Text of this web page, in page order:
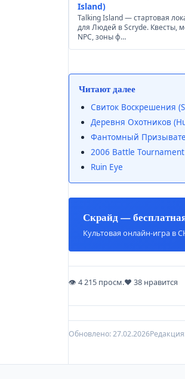
Island)
Talking Island — стартовая
для Людей в Scryde. Квесты,
NPC, зоны ф…
Читают далее
Свиток Воскрешения
Деревня Охотников
Фантомный
2006 Battle Tournament
Ruin Eye
Скрайд —
Культовая онлайн-игра в
4 215 просм. 38 нравится
Обновлено: 27.02.2026